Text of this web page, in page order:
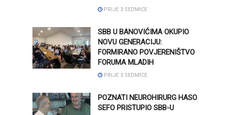
PRIJE 3 SEDMICE
SBB U BANOVIĆIMA OKUPIO
NOVU GENERACIJU:
FORMIRANO POVJERENIŠTVO
FORUMA MLADIH
PRIJE 3 SEDMICE
POZNATI NEUROHIRURG HASO
SEFO PRISTUPIO SBB-U